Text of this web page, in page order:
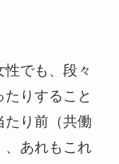
でも、段々
りすること
たり前（共働
、あれもこれ